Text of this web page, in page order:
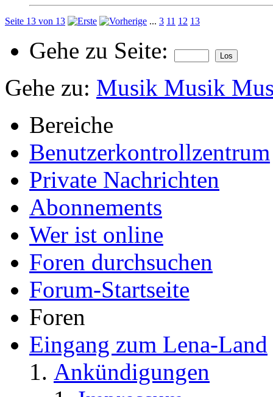
Seite 13 von 13 ... 3 11 12 13
Gehe zu Seite:
Gehe zu: Musik Musik
Bereiche
Benutzerkontrollzentrum
Private Nachrichten
Abonnements
Wer ist online
Foren durchsuchen
Forum-Startseite
Foren
Eingang zum Lena-Land
Ankündigungen